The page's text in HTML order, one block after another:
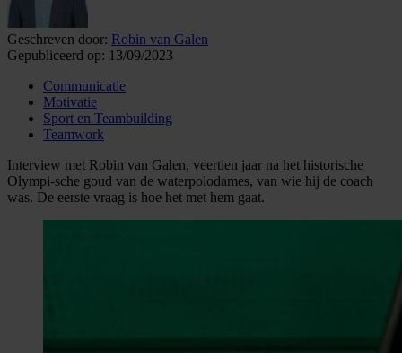
Geschreven door: Robin van Galen
Gepubliceerd op: 13/09/2023
Communicatie
Motivatie
Sport en Teambuilding
Teamwork
Interview met Robin van Galen, veertien jaar na het historische
Olympi-sche goud van de waterpolodames, van wie hij de coach
was. De eerste vraag is hoe het met hem gaat.